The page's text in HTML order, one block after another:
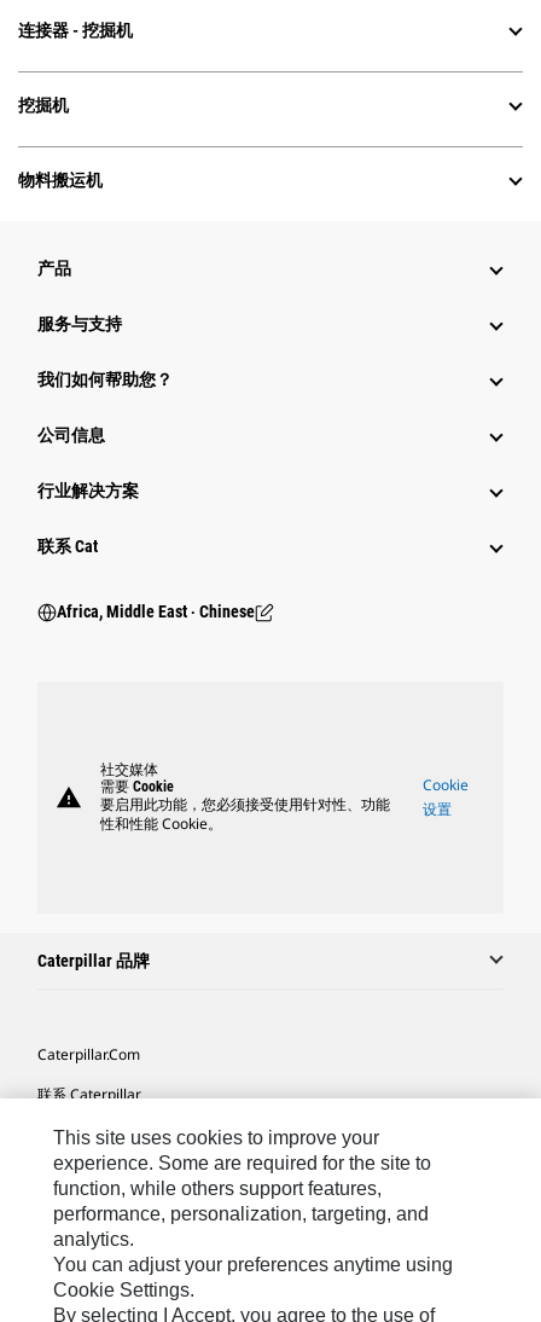
连接器 - 挖掘机
挖掘机
物料搬运机
产品
服务与支持
我们如何帮助您？
公司信息
行业解决方案
行业
联系 Cat
Africa, Middle East ‧ Chinese
warning
社交媒体
需要 Cookie
要启用此功能，您必须接受使用针对性、功能
性和性能 Cookie。
Cookie
设置
Caterpillar 品牌
Caterpillar.com
联系 Caterpillar
我的营销首选项
站点地图
Cookie Settings
法律
隐私
This site uses cookies to improve your
experience. Some are required for the site to
function, while others support features,
performance, personalization, targeting, and
analytics.
You can adjust your preferences anytime using
Cookie Settings.
By selecting I Accept, you agree to the use of